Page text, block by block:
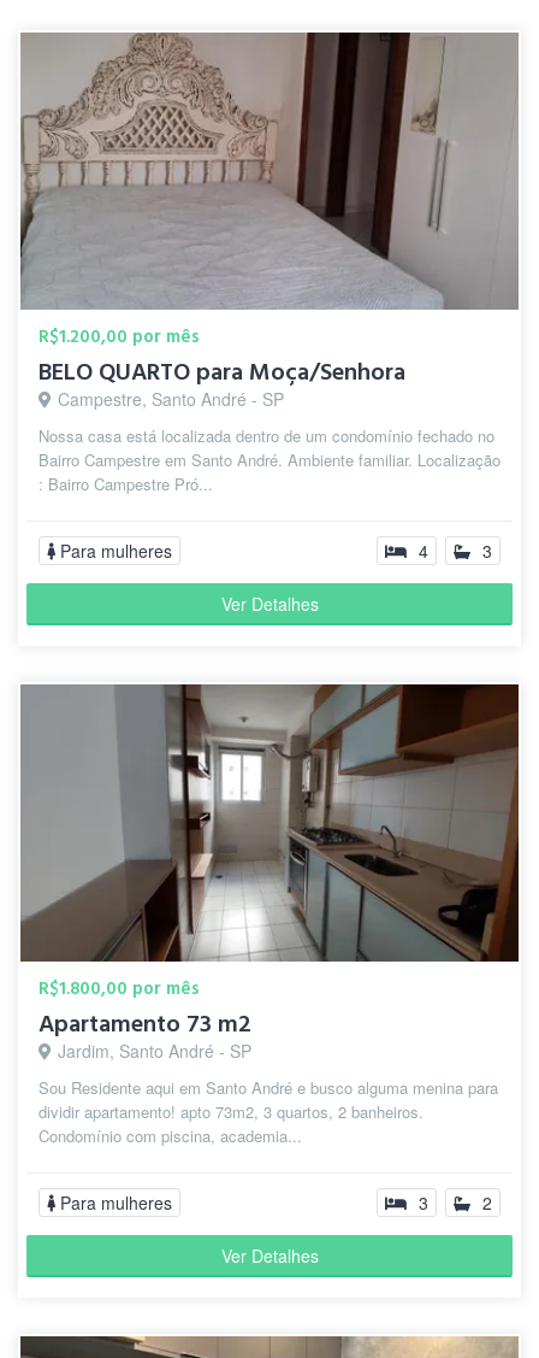
R$1.200,00 por mês
BELO QUARTO para Moça/Senhora
Campestre, Santo André - SP
Nossa casa está localizada dentro de um condomínio fechado no
Bairro Campestre em Santo André. Ambiente familiar. Localização
: Bairro Campestre Pró...
Para mulheres 4 3
Ver Detalhes
R$1.800,00 por mês
Apartamento 73 m2
Jardim, Santo André - SP
Sou Residente aqui em Santo André e busco alguma menina para
dividir apartamento! apto 73m2, 3 quartos, 2 banheiros.
Condomínio com piscina, academia...
Para mulheres 3 2
Ver Detalhes